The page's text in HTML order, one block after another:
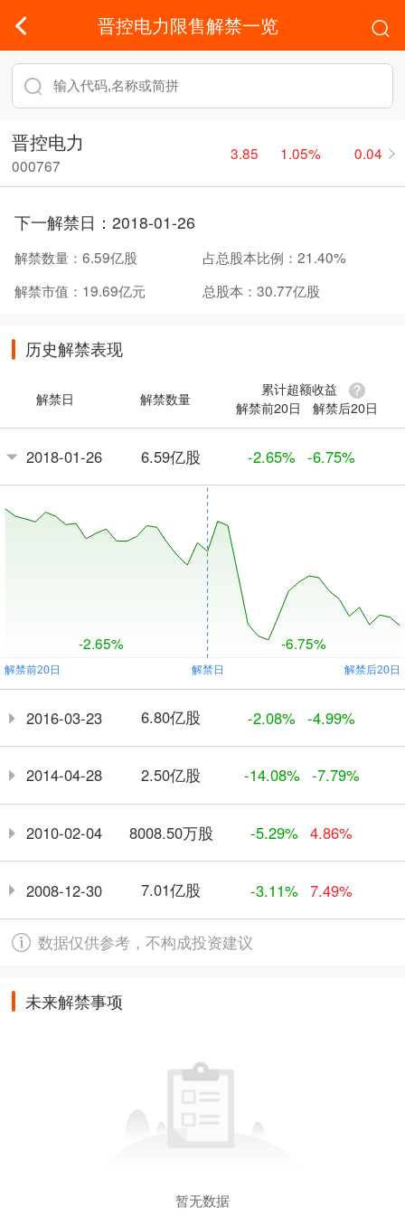
晋控电力限售解禁一览
晋控电力
000767
3.85 1.05% 0.04
下一解禁日： 2018-01-26
解禁数量： 6.59亿股 占总股本比例： 21.40%
解禁市值： 19.69亿元 总股本： 30.77亿股
历史解禁表现
解禁日 解禁数量
累计超额收益
解禁前20日
解禁后20日
2018-01-26 6.59亿股 -2.65% -6.75%
-2.65% -6.75%
2016-03-23 6.80亿股 -2.08% -4.99%
2014-04-28 2.50亿股 -14.08% -7.79%
2010-02-04 8008.50万股 -5.29% 4.86%
2008-12-30 7.01亿股 -3.11% 7.49%
数据仅供参考，不构成投资建议
未来解禁事项
暂无数据